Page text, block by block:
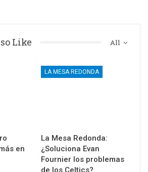
All
Like
en
LA MESA REDONDA
La Mesa Redonda:
¿Soluciona Evan
Fournier los problemas
de los Celtics?